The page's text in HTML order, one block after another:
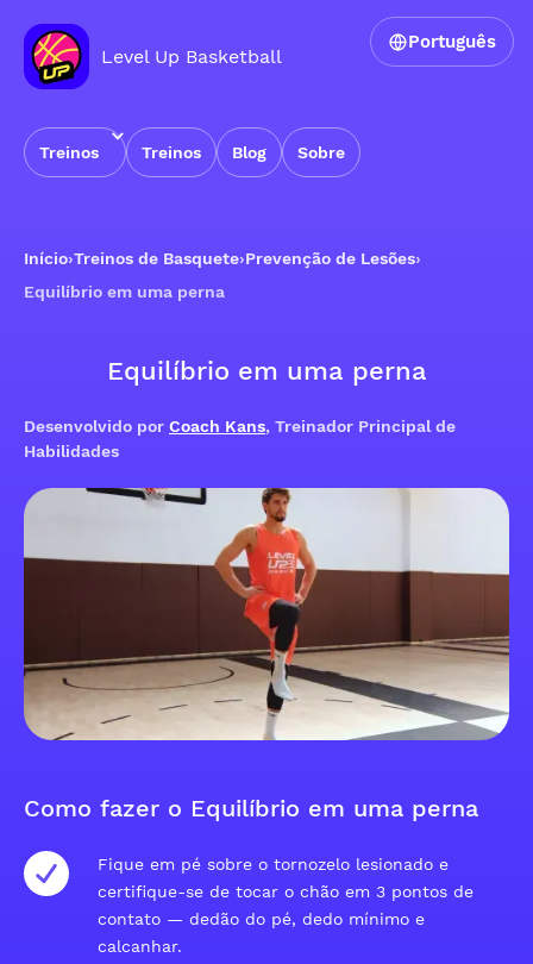
Level Up Basketball
Treinos Treinos Blog Sobre
Português
Início›Treinos de Basquete›Prevenção de Lesões›
Equilíbrio em uma perna
Equilíbrio em uma perna
Desenvolvido por Coach Kans, Treinador Principal de
Habilidades
Como fazer o Equilíbrio em uma perna
Fique em pé sobre o tornozelo lesionado e
certifique-se de tocar o chão em 3 pontos de
contato — dedão do pé, dedo mínimo e
calcanhar.